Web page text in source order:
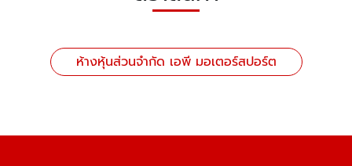
ห้างหุ้นส่วนจำกัด เอพี มอเตอร์สปอร์ต